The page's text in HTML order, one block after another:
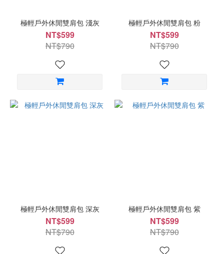
極輕戶外休閒雙肩包 淺灰
NT$599
NT$790
極輕戶外休閒雙肩包 粉
NT$599
NT$790
極輕戶外休閒雙肩包 深灰
NT$599
NT$790
極輕戶外休閒雙肩包 紫
NT$599
NT$790